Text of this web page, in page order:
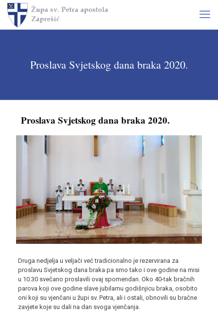
Proslava Svjetskog dana braka 2020.
Proslava Svjetskog dana braka 2020.
Druga nedjelja u veljači već tradicionalno je rezervirana za
proslavu Svjetskog dana braka pa smo tako i ove godine na misi
u 10.30 svečano proslavili ovaj spomendan. Oko 40-tak bračnih
parova koji ove godine slave jubilarnu godišnjicu braka, osobito
oni koji su vjenčani u župi sv. Petra, ali i ostali, obnovili su bračne
zavjete koje su dali na dan svoga vjenčanja.